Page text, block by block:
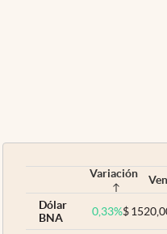
Variación
Dólar
BNA
0,33%$